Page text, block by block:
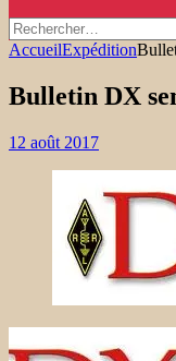
Rechercher :
AccueilExpédition
Bulletin DX
12 août 2017